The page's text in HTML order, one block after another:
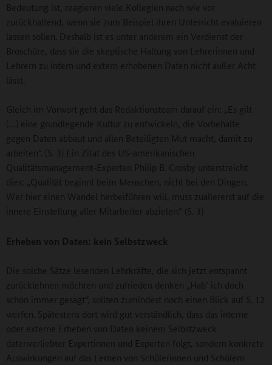
Bedeutung ist, reagieren viele Kollegien nach wie vor
zurückhaltend, wenn sie zum Beispiel ihren Unterricht evaluieren
lassen sollen. Deshalb ist es unter anderem ein Verdienst der
Broschüre, dass sie die skeptische Haltung von Lehrerinnen und
Lehrern zu intern und extern erhobenen Daten nicht außer Acht
lässt.
Gleich im Vorwort geht das Redaktionsteam darauf ein: „Es gilt
(…) eine grundlegende Kultur zu entwickeln, die Vorbehalte
gegen Daten abbaut und allen Beteiligten Mut macht, damit zu
arbeiten“. (S. 3) Ein Zitat des US-amerikanischen
Qualitätsmanagement-Experten Philip B. Crosby unterstreicht
dies: „Qualität beginnt beim Menschen, nicht bei den Dingen.
Wer hier einen Wandel herbeiführen will, muss zuallererst auf die
innere Einstellung aller Mitarbeiter abzielen.“ (S. 3)
Erheben von Daten: kein Selbstzweck
Die solche Sätze lesenden Lehrkräfte, die sich jetzt entspannt
zurücklehnen möchten und zufrieden denken „Hab’ ich doch
schon immer gesagt“, sollten zumindest noch einen Blick auf S. 12
werfen. Spätestens dort wird gut verständlich, dass das interne
oder externe Erheben von Daten keinem Selbstzweck
datenverliebter Expertinnen und Experten folgt, sondern konkrete
Auswirkungen auf das Lernen von Schülerinnen und Schülern